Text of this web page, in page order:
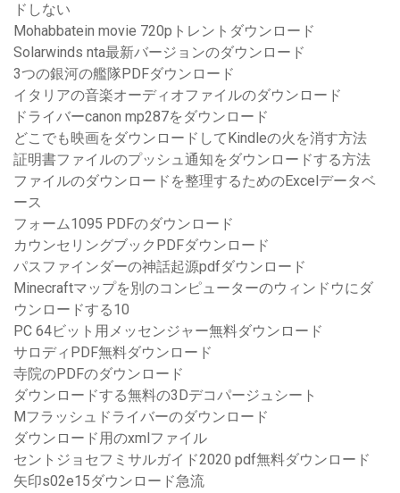
ドしない
Mohabbatein movie 720pトレントダウンロード
Solarwinds nta最新バージョンのダウンロード
3つの銀河の艦隊PDFダウンロード
イタリアの音楽オーディオファイルのダウンロード
ドライバーcanon mp287をダウンロード
どこでも映画をダウンロードしてKindleの火を消す方法
証明書ファイルのプッシュ通知をダウンロードする方法
ファイルのダウンロードを整理するためのExcelデータベ
ース
フォーム1095 PDFのダウンロード
カウンセリングブックPDFダウンロード
パスファインダーの神話起源pdfダウンロード
Minecraftマップを別のコンピューターのウィンドウにダ
ウンロードする10
PC 64ビット用メッセンジャー無料ダウンロード
サロディPDF無料ダウンロード
寺院のPDFのダウンロード
ダウンロードする無料の3Dデコパージュシート
Mフラッシュドライバーのダウンロード
ダウンロード用のxmlファイル
セントジョセフミサルガイド2020 pdf無料ダウンロード
矢印s02e15ダウンロード急流